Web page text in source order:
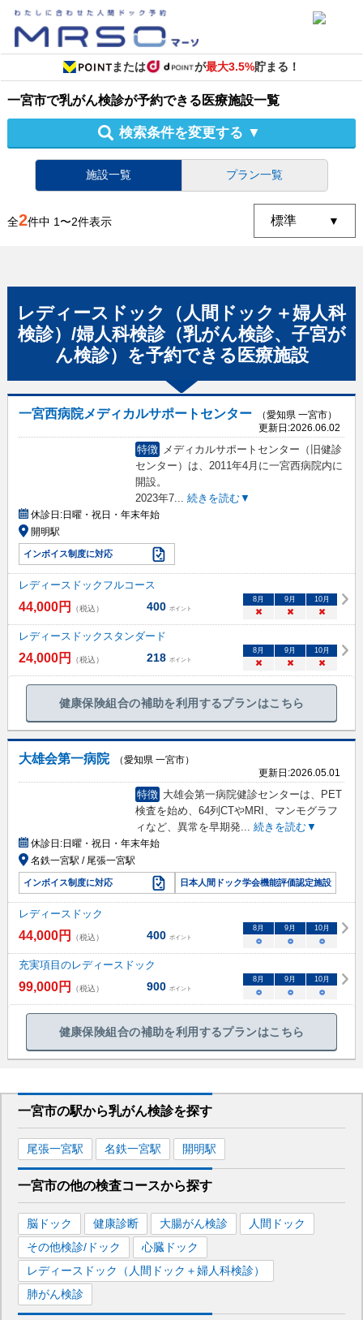
または が最大3.5%貯まる！
一宮市で乳がん検診が予約できる医療施設一覧
検索条件を変更する ▼
施設一覧 プラン一覧
全2件中 1〜2件表示
レディースドック（人間ドック＋婦人科
検診）/婦人科検診（乳がん検診、子宮が
ん検診） を予約できる 医療施設
一宮西病院メディカルサポートセンター
（愛知県 一宮市）
更新日:2026.06.02
特徴 メディカルサポートセンター（旧健診
センター）は、2011年4月に一宮西病院内に
開設。
2023年7... 続きを読む▼
休診日:日曜・祝日・年末年始
開明駅
インボイス制度に対応
レディースドックフルコース
44,000円 （税込） 400 ポイント
8月 9月 10月
× × ×
レディースドックスタンダード
24,000円 （税込） 218 ポイント
8月 9月 10月
× × ×
健康保険組合の補助を利用するプランはこちら
大雄会第一病院
（愛知県 一宮市）
更新日:2026.05.01
特徴 大雄会第一病院健診センターは、PET
検査を始め、64列CTやMRI、マンモグラフ
ィなど、異常を早期発... 続きを読む▼
休診日:日曜・祝日・年末年始
名鉄一宮駅 / 尾張一宮駅
インボイス制度に対応 日本人間ドック学会機能評価認定施設
レディースドック
44,000円 （税込） 400 ポイント
8月 9月 10月
○ ○ ○
充実項目のレディースドック
99,000円 （税込） 900 ポイント
8月 9月 10月
○ ○ ○
健康保険組合の補助を利用するプランはこちら
一宮市の駅から乳がん検診を探す
尾張一宮駅 名鉄一宮駅 開明駅
一宮市の他の検査コースから探す
脳ドック 健康診断 大腸がん検診
人間ドック
その他検診/ドック
心臓ドック
レディースドック（人間ドック＋婦人科検診）
肺がん検診